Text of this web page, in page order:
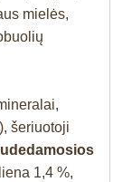
mielės,
šeriuotoji
1,4 %,